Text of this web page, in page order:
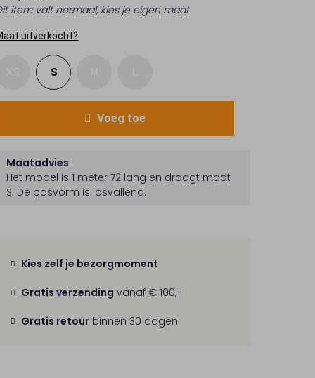
item valt normaal, kies je eigen maat
uitverkocht?
S
Voeg toe
Maatadvies
Het model is 1 meter 72 lang en draagt maat
S. De pasvorm is losvallend.
Kies zelf je bezorgmoment
Gratis verzending vanaf € 100,-
Gratis retour binnen 30 dagen